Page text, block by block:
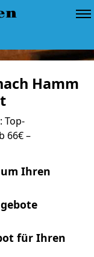
Hamm
Top-
66€ –
Ihren
für Ihren